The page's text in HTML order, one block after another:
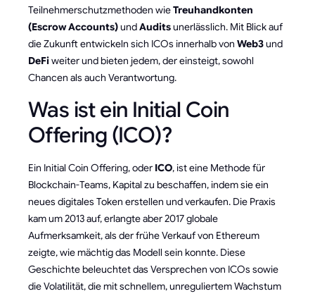
Teilnehmerschutzmethoden wieTreuhandkonten
(Escrow Accounts)undAuditsunerlässlich. Mit Blick auf
die Zukunft entwickeln sich ICOs innerhalb von Web3und
DeFiweiter und bieten jedem, der einsteigt, sowohl
Chancen als auch Verantwortung.
Was ist ein Initial Coin
Offering (ICO)?
Ein Initial Coin Offering, oder ICO, ist eine Methode für
Blockchain-Teams, Kapital zu beschaffen, indem sie ein
neues digitales Token erstellen und verkaufen. Die Praxis
kam um 2013 auf, erlangte aber 2017 globale
Aufmerksamkeit, als der frühe Verkauf von Ethereum
zeigte, wie mächtig das Modell sein konnte. Diese
Geschichte beleuchtet das Versprechen von ICOs sowie
die Volatilität, die mit schnellem, unreguliertem Wachstum